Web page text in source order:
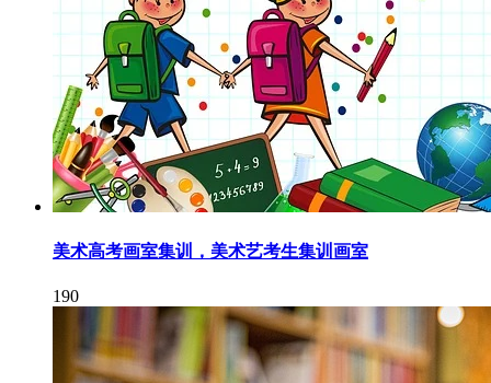
美术高考画室集训，美术艺考生集训画室
190